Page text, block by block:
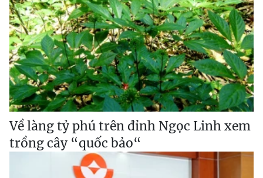
Về làng tỷ phú trên đỉnh Ngọc Linh xem
trồng cây “quốc bảo“